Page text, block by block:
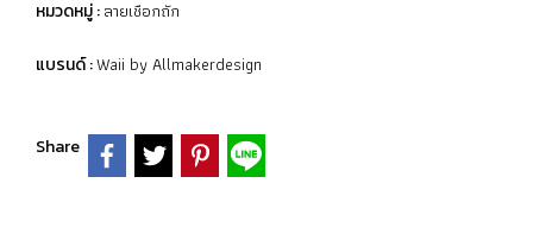
หมวดหมู่ :ลายเชือกถัก
แบรนด์ :Waii by Allmakerdesign
Share